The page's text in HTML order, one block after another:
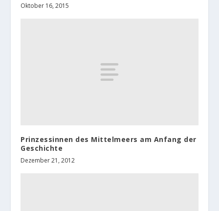
Oktober 16, 2015
Prinzessinnen des Mittelmeers am Anfang der
Geschichte
Dezember 21, 2012